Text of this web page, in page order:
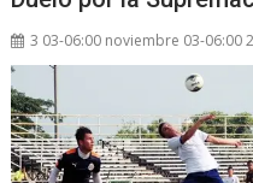
3 03-06:00 noviembre 03-06:00